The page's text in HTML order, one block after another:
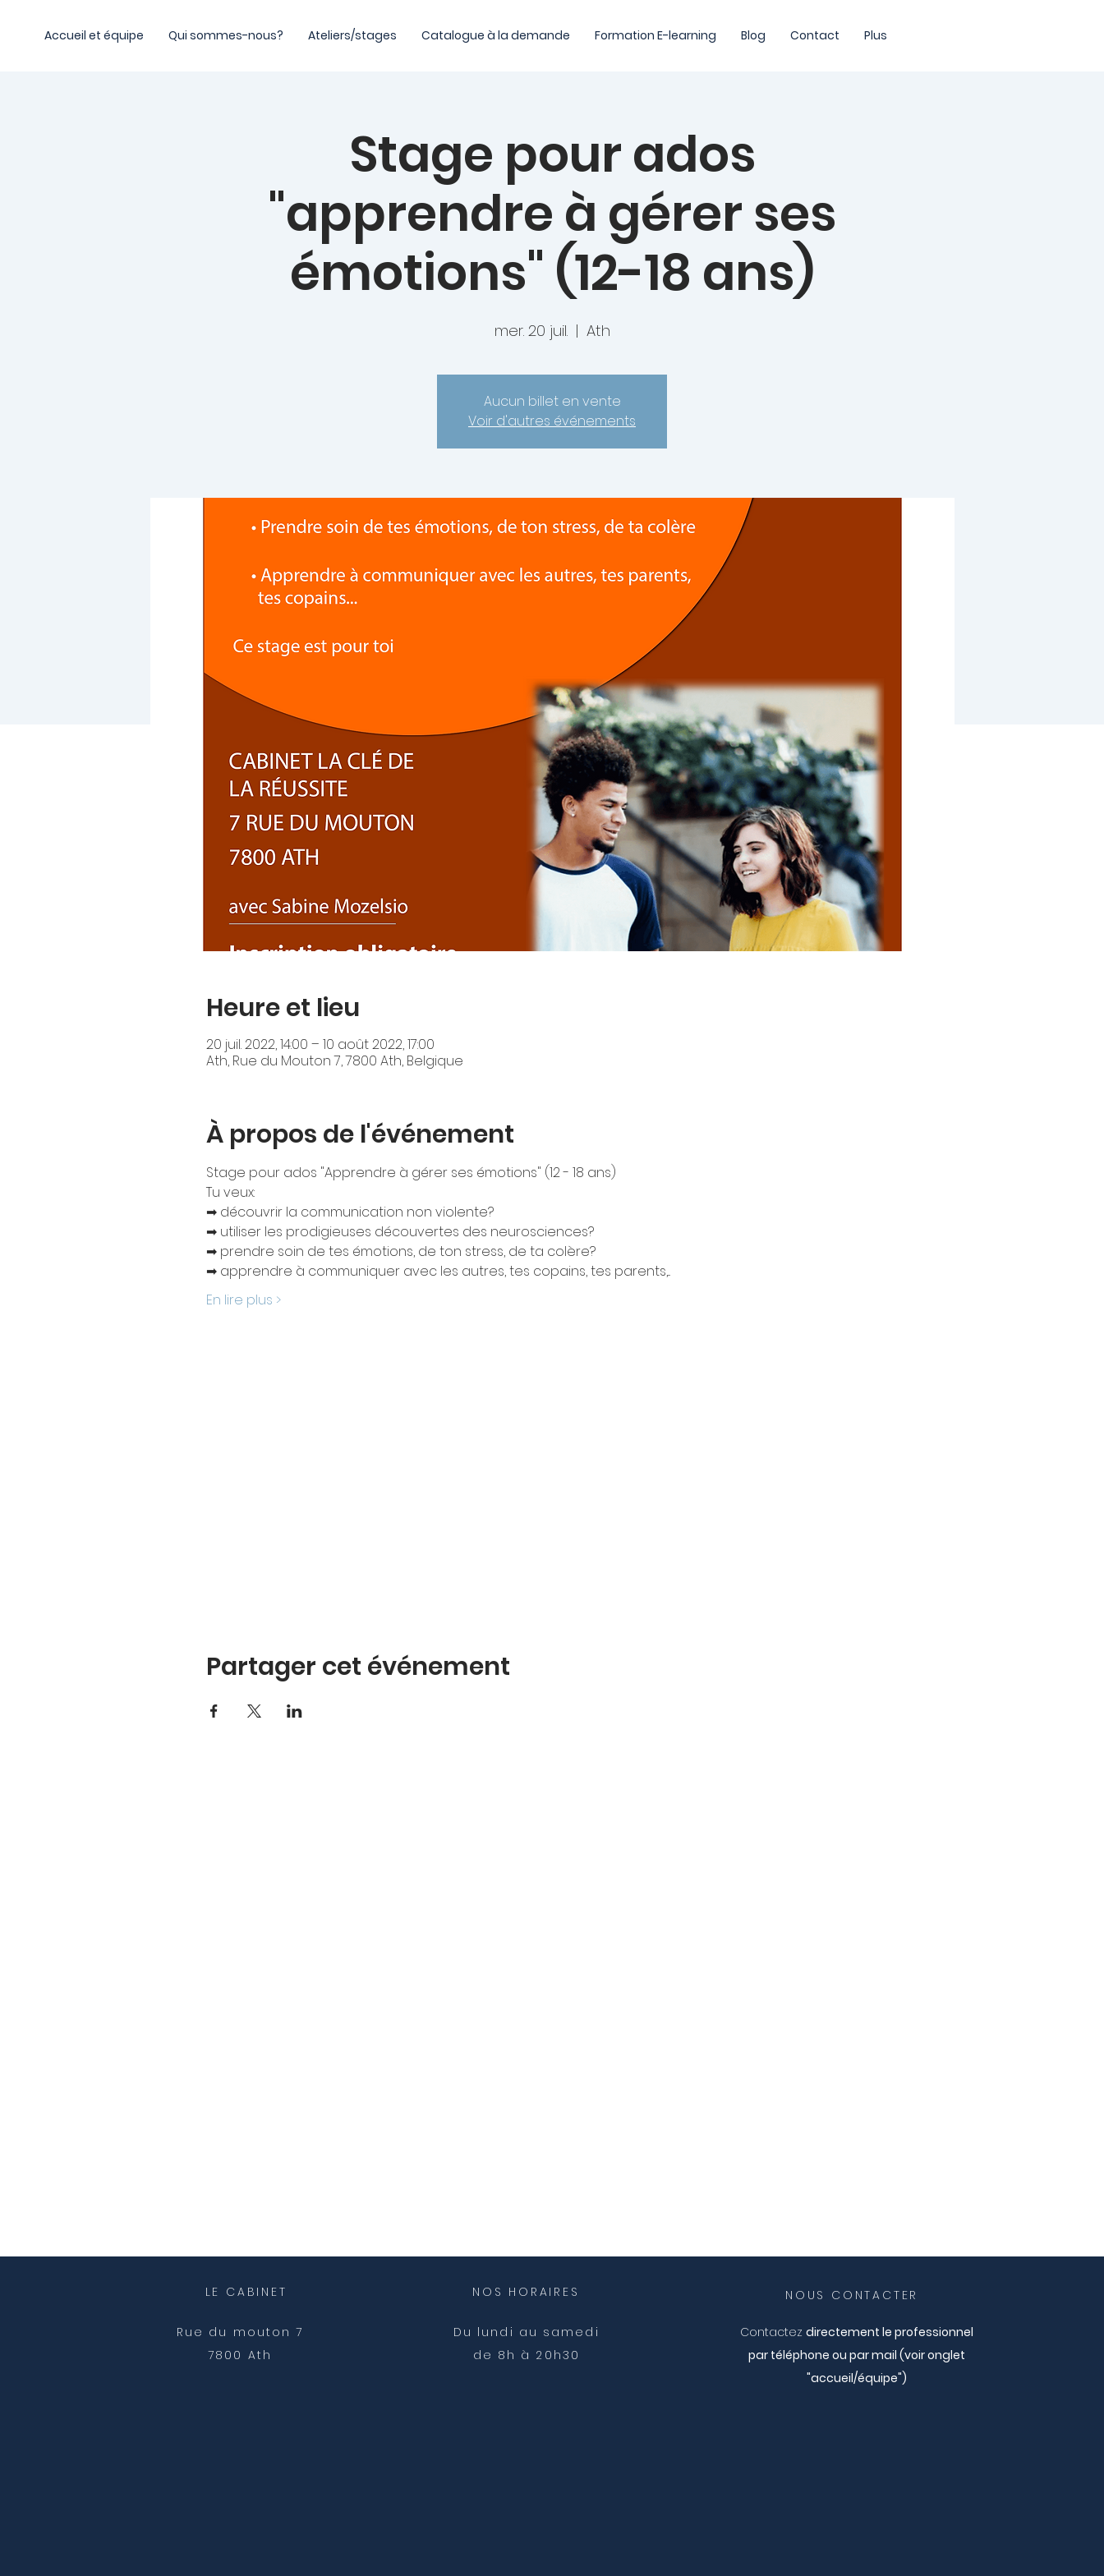
Accueil et équipe Qui sommes-nous? Ateliers/stages Catalogue à la demande Formation E-learning Blog Contact Plus
Stage pour ados
"apprendre à gérer ses
émotions" (12-18 ans)
mer. 20 juil.
  |
Ath
Aucun billet en vente
Voir d'autres événements
Heure et lieu
20 juil. 2022, 14:00 – 10 août 2022, 17:00
Ath, Rue du Mouton 7, 7800 Ath, Belgique
À propos de l'événement
Stage pour ados "Apprendre à gérer ses émotions" (12 - 18 ans)
Tu veux:
➡ découvrir la communication non violente?
➡ utiliser les prodigieuses découvertes des neurosciences?
➡ prendre soin de tes émotions, de ton stress, de ta colère?
➡ apprendre à communiquer avec les autres, tes copains, tes parents,...
En lire plus >
Partager cet événement
LE CABINET
Rue du mouton 7
7800 Ath
NOS HORAIRES
Du lundi au samedi
de 8h à 20h30
NOUS CONTACTER
Contactezdirectement le professionnel
par téléphone ou par mail (voir onglet
"accueil/équipe")